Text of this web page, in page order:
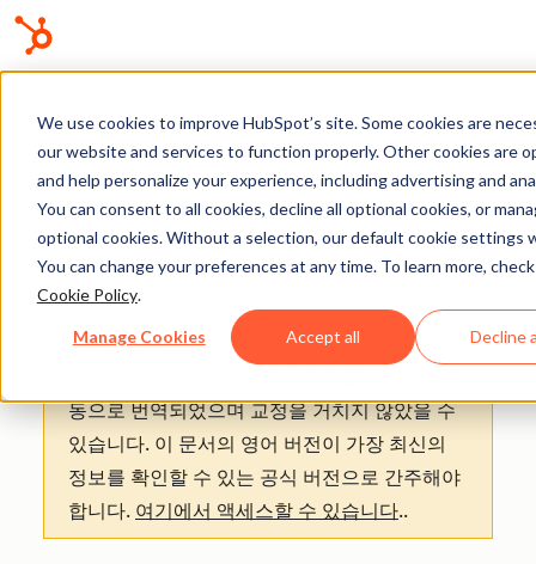
We use cookies to improve HubSpot’s site. Some cookies are
our website and services to function properly. Other cookies are
and help personalize your experience, including advertising and
You can consent to all cookies, decline all optional cookies, or
optional cookies. Without a selection, our default cookie settings
You can change your preferences at any time. To learn more,
Cookie Policy.
Manage Cookies Accept all Decline
기술 자료
AI
주의:: 이 문서는 사용자의 편의를 위해 제공됩
동으로 번역되었으며 교정을 거치지 않았을 수
있습니다. 이 문서의 영어 버전이 가장 최신의
정보를 확인할 수 있는 공식 버전으로 간주해야
합니다. 여기에서 액세스할 수 있습니다..